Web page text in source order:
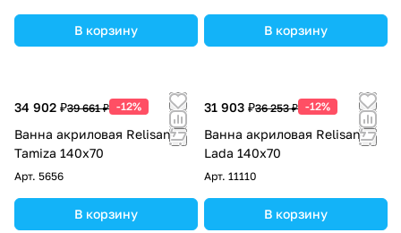
В корзину В корзину
34 902 ₽39 661 ₽ -12%
Ванна акриловая Relisan
Tamiza 140х70
Арт. 5656
В корзину
31 903 ₽36 253 ₽ -12%
Ванна акриловая Relisan
Lada 140х70
Арт. 11110
В корзину